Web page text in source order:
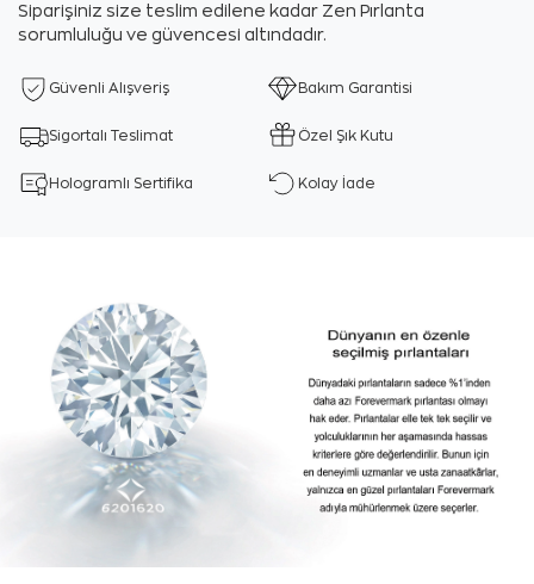
Siparişiniz size teslim edilene kadar Zen Pırlanta
sorumluluğu ve güvencesi altındadır.
Güvenli Alışveriş Bakım Garantisi
Sigortalı Teslimat Özel Şık Kutu
Hologramlı Sertifika Kolay İade